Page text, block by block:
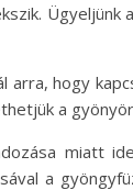
Ügyeljünk
hogy
a
miatt
a